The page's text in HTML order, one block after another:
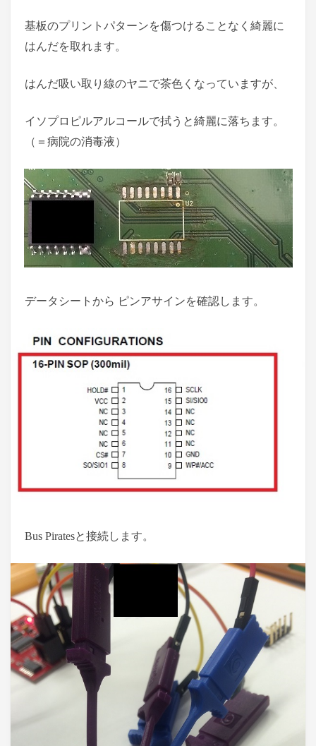
基板のプリントパターンを傷つけることなく綺麗に
はんだを取れます。
はんだ吸い取り線のヤニで茶色くなっていますが、
イソプロピルアルコールで拭うと綺麗に落ちます。
（＝病院の消毒液）
データシートから ピンアサインを確認します。
Bus Piratesと接続します。